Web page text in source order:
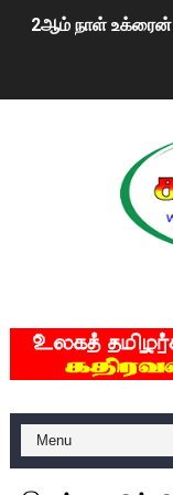
2ஆம் நாள் உக்ரைன்
கதிரவன்
ரவுடி பேபிக்கு
காணாமல் போகும்
யாழில் தமிழின
ஏர்போர்ட்டில்
சீனா இலங்கையிடம்
01/11/2021